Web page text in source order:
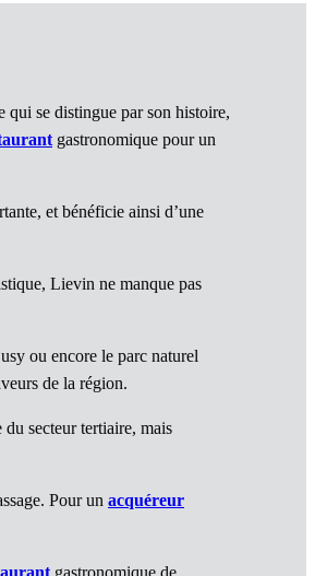
qui se distingue par son histoire,
gastronomique pour un
et bénéficie ainsi d’une
Lievin ne manque pas
ou encore le parc naturel
de la région.
secteur tertiaire, mais
Pour un acquéreur